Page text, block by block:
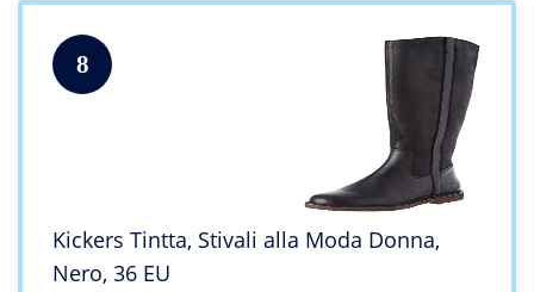
8
Kickers Tintta, Stivali alla Moda Donna,
Nero, 36 EU